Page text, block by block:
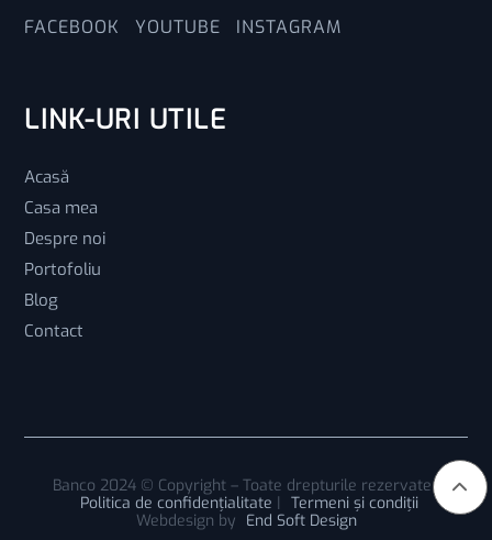
FACEBOOK YOUTUBE INSTAGRAM
LINK-URI UTILE
Acasă
Casa mea
Despre noi
Portofoliu
Blog
Contact
Banco 2024 © Copyright – Toate drepturile rezervate |
Politica de confidențialitate | Termeni și condiții
Webdesign by End Soft Design